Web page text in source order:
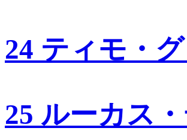
24 ティモ・
25 ルーカス